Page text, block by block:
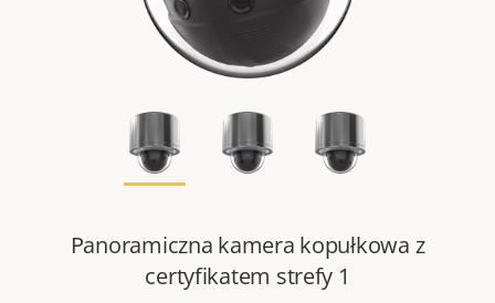
Panoramiczna kamera kopułkowa z
certyfikatem strefy 1